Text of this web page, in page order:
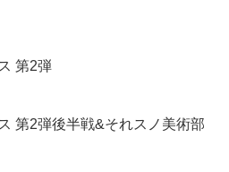
第2弾
第2弾後半戦&それスノ美術部